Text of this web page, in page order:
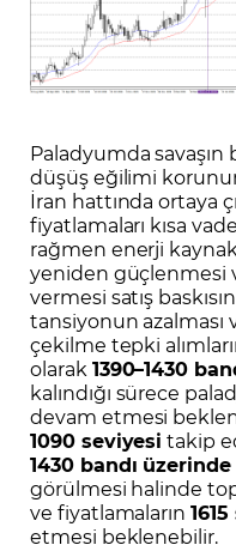
Paladyumda savaşın
düşüş eğilimi
İran hattında ortaya
fiyatlamaları kısa
rağmen enerji
yeniden güçlenmesi
vermesi satış
tansiyonun azalması
çekilme tepki
olarak 1390–1430
kalındığı sürece
devam etmesi
1090 seviyesi takip
1430 bandı
görülmesi halinde
ve fiyatlamaların
etmesi beklenebilir.